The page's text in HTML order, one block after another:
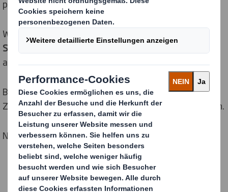
passt.
Wir bieten
duale
Studiengänge
mit unterschiedlichen Schwerpunkten
an. Ganz gleich wo Deine Stärken liegen:
Bei DS Smith hast Du alle Chancen, aus Deinen
Zukunftsträumen Deineberufliche Zukunft zu machen.
Neugierig? Dann viel Spaß beim Entdecken!
Unser Angebot für Schüler